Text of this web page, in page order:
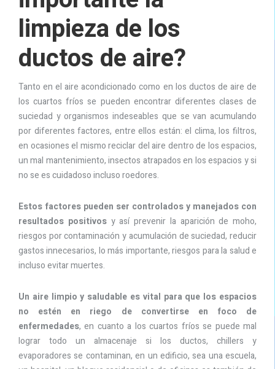
limpieza de los
ductos de aire?
Tanto en el aire acondicionado como en los ductos de aire de
los cuartos fríos se pueden encontrar diferentes clases de
suciedad y organismos indeseables que se van acumulando
por diferentes factores, entre ellos están: el clima, los filtros,
en ocasiones el mismo reciclar del aire dentro de los espacios,
un mal mantenimiento, insectos atrapados en los espacios y si
no se es cuidadoso incluso roedores.
Estos factores pueden ser controlados y manejados con
resultados positivosy así prevenir la aparición de moho,
riesgos por contaminación y acumulación de suciedad, reducir
gastos innecesarios, lo más importante, riesgos para la salud e
incluso evitar muertes.
Un aire limpio y saludable es vital para que los espacios
no estén en riego de convertirse en foco de
enfermedades, en cuanto a los cuartos fríos se puede mal
lograr todo un almacenaje si los ductos, chillers y
evaporadores se contaminan, en un edificio, sea una escuela,